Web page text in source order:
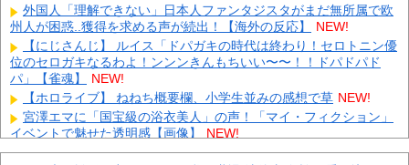
外国人「理解できない」日本人ファンタジスタがまだ無所属で欧
州人が困惑..獲得を求める声が続出！【海外の反応】
NEW!
【にじさんじ】 ルイス「ドパガキの時代は終わり！セロトニン優
位のセロガキなるわよ！ンンンきんもちいい〜〜！！ドパドパド
パ」【雀魂】
NEW!
【ホロライブ】 ねねち概要欄、小学生並みの感想で草 NEW!
宮澤エマに「国宝級の浴衣美人」の声！「マイ・フィクション」
イベントで魅せた透明感【画像】
NEW!
インドネシア「高速鉄道！」中国「大赤字！」インドネシア「運